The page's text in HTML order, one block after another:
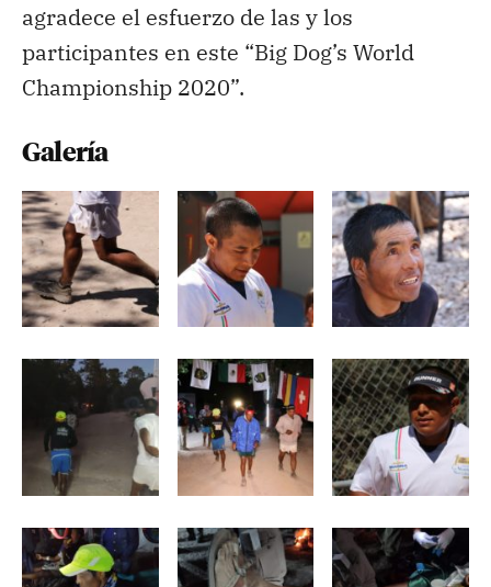
agradece el esfuerzo de las y los
participantes en este “Big Dog’s World
Championship 2020”.
Galería